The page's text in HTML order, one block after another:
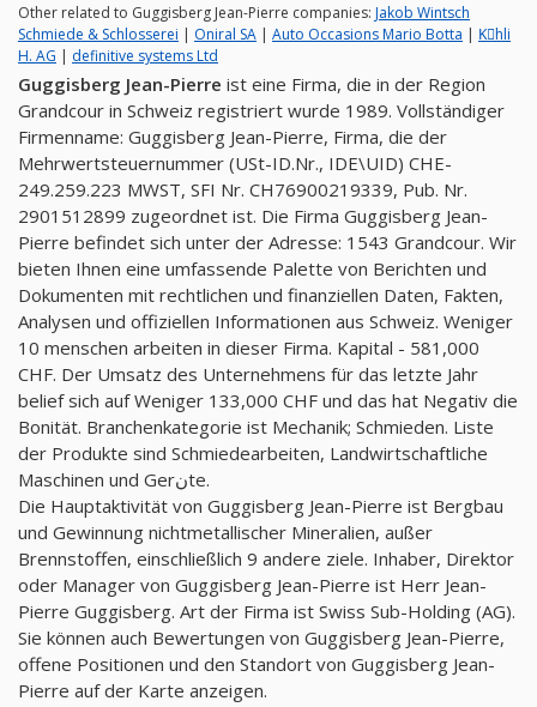
Other related to Guggisberg Jean-Pierre companies: Jakob Wintsch
Schmiede & Schlosserei | Oniral SA | Auto Occasions Mario Botta | Kِhli
H. AG | definitive systems Ltd
Guggisberg Jean-Pierre ist eine Firma, die in der Region
Grandcour in Schweiz registriert wurde 1989. Vollständiger
Firmenname: Guggisberg Jean-Pierre, Firma, die der
Mehrwertsteuernummer (USt-ID.Nr., IDE\UID) CHE-
249.259.223 MWST, SFI Nr. CH76900219339, Pub. Nr.
2901512899 zugeordnet ist. Die Firma Guggisberg Jean-
Pierre befindet sich unter der Adresse: 1543 Grandcour. Wir
bieten Ihnen eine umfassende Palette von Berichten und
Dokumenten mit rechtlichen und finanziellen Daten, Fakten,
Analysen und offiziellen Informationen aus Schweiz. Weniger
10 menschen arbeiten in dieser Firma. Kapital - 581,000
CHF. Der Umsatz des Unternehmens für das letzte Jahr
belief sich auf Weniger 133,000 CHF und das hat Negativ die
Bonität. Branchenkategorie ist Mechanik; Schmieden. Liste
der Produkte sind Schmiedearbeiten, Landwirtschaftliche
Maschinen und Gerنte.
Die Hauptaktivität von Guggisberg Jean-Pierre ist Bergbau
und Gewinnung nichtmetallischer Mineralien, außer
Brennstoffen, einschließlich 9 andere ziele. Inhaber, Direktor
oder Manager von Guggisberg Jean-Pierre ist Herr Jean-
Pierre Guggisberg. Art der Firma ist Swiss Sub-Holding (AG).
Sie können auch Bewertungen von Guggisberg Jean-Pierre,
offene Positionen und den Standort von Guggisberg Jean-
Pierre auf der Karte anzeigen.